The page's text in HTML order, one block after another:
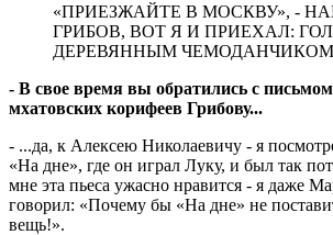
«ПРИЕЗЖАЙТЕ В МОСКВУ», -
ГРИБОВ, ВОТ Я И ПРИЕХАЛ:
ДЕРЕВЯННЫМ
- В свое время вы обратились с
мхатовских корифеев Грибову...
- ...да, к Алексею Николаевичу - я
«На дне», где он играл Луку, и был так
мне эта пьеса ужасно нравится - я даже
говорил: «Почему бы «На дне» не
вещь!».